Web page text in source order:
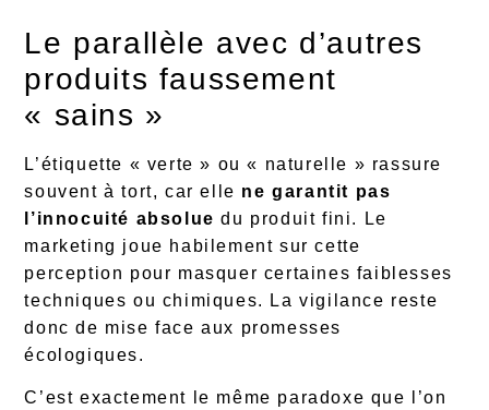
Le parallèle avec d’autres
produits faussement
« sains »
L’étiquette « verte » ou « naturelle » rassure
souvent à tort, car elle ne garantit pas
l’innocuité absolue du produit fini. Le
marketing joue habilement sur cette
perception pour masquer certaines faiblesses
techniques ou chimiques. La vigilance reste
donc de mise face aux promesses
écologiques.
C’est exactement le même paradoxe que l’on